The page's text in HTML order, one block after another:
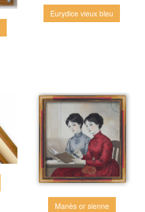
Eurydice vieux bleu
Manès or sienne